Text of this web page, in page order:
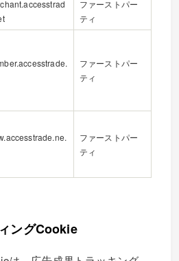
ファーストパー
ティ
ファーストパー
ティ
ファーストパー
ティ
ングCookie